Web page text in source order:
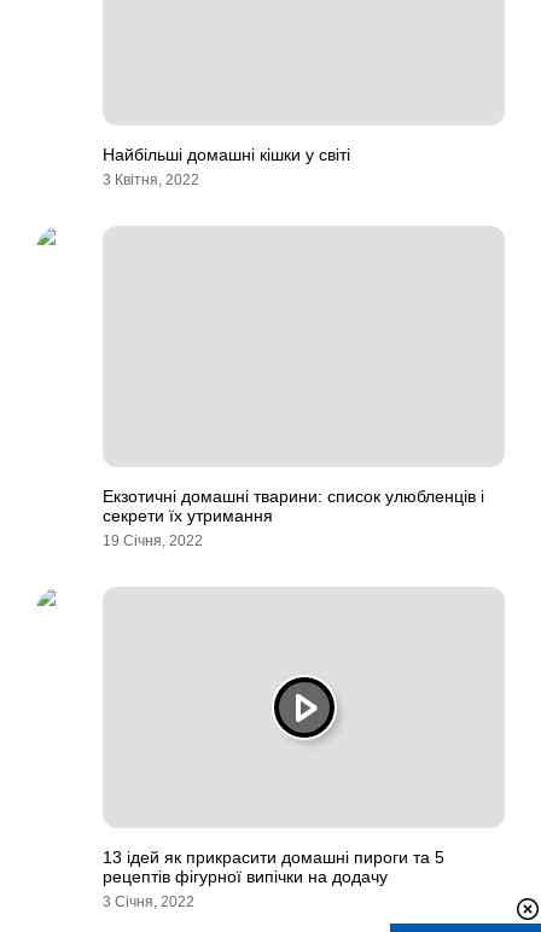
Найбільші домашні кішки у світі
3 Квітня, 2022
Екзотичні домашні тварини: список улюбленців і
секрети їх утримання
19 Січня, 2022
13 ідей як прикрасити домашні пироги та 5
рецептів фігурної випічки на додачу
3 Січня, 2022